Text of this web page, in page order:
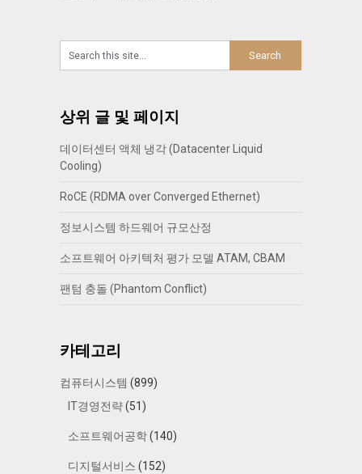
상위 글 및 페이지
데이터센터 액체 냉각 (Datacenter Liquid
Cooling)
RoCE (RDMA over Converged Ethernet)
정보시스템 하드웨어 규모산정
소프트웨어 아키텍처 평가 모델 ATAM, CBAM
팬텀 충돌 (Phantom Conflict)
카테고리
컴퓨터시스템 (899)
IT경영전략(51)
소프트웨어공학(140)
디지털서비스 (152)